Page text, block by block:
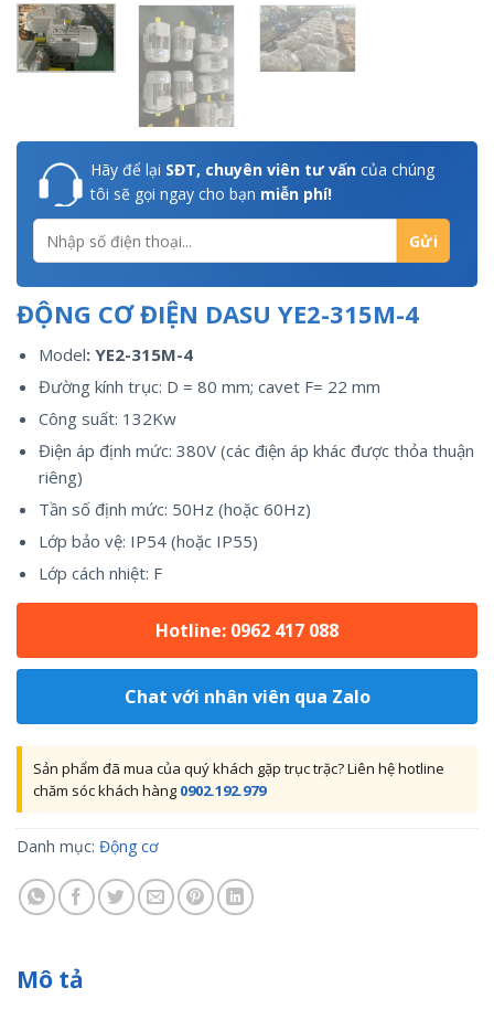
Hãy để lại SĐT, chuyên viên tư vấn của chúng
tôi sẽ gọi ngay cho bạn miễn phí!
ĐỘNG CƠ ĐIỆN DASU YE2-315M-4
Model: YE2-315M-4
Đường kính trục: D = 80 mm; cavet F= 22 mm
Công suất: 132Kw
Điện áp định mức: 380V (các điện áp khác được thỏa thuận
riêng)
Tần số định mức: 50Hz (hoặc 60Hz)
Lớp bảo vệ: IP54 (hoặc IP55)
Lớp cách nhiệt: F
Hotline: 0962 417 088
Chat với nhân viên qua Zalo
Sản phẩm đã mua của quý khách gặp trục trặc? Liên hệ hotline
chăm sóc khách hàng 0902.192.979
Danh mục: Động cơ
Mô tả